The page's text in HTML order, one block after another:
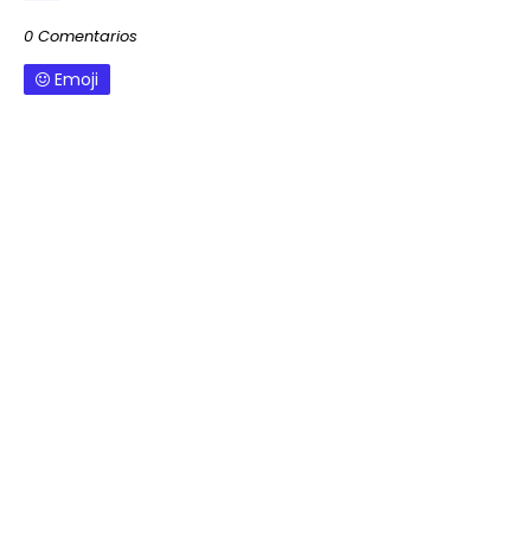
0 Comentarios
Emoji